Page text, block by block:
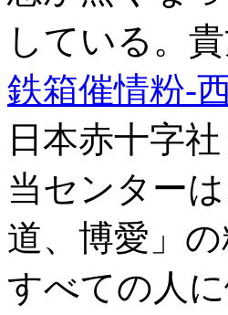
している。
鉄箱催情粉-
日本赤十字
当センター
道、博愛」
すべての人